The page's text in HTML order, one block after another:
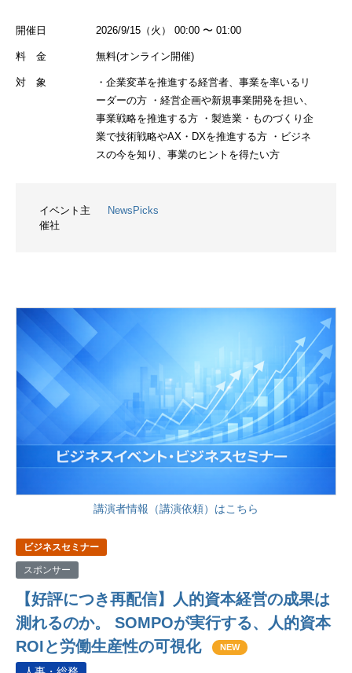
開催日 2026/9/15（火） 00:00 〜 01:00
料 金 無料(オンライン開催)
対 象
・企業変革を推進する経営者、事業を率いるリ
ーダーの方 ・経営企画や新規事業開発を担い、
事業戦略を推進する方 ・製造業・ものづくり企
業で技術戦略やAX・DXを推進する方 ・ビジネ
スの今を知り、事業のヒントを得たい方
イベント主
催社
NewsPicks
講演者情報（講演依頼）はこちら
ビジネスセミナー
スポンサー
【好評につき再配信】人的資本経営の成果は
測れるのか。 SOMPOが実行する、人的資本
ROIと労働生産性の可視化
NEW